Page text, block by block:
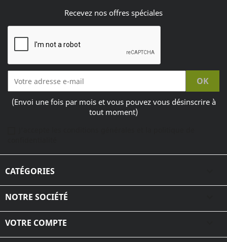
Recevez nos offres spéciales
(Envoi une fois par mois et vous pouvez vous désinscrire à
tout moment)
CATÉGORIES
NOTRE SOCIÉTÉ
VOTRE COMPTE